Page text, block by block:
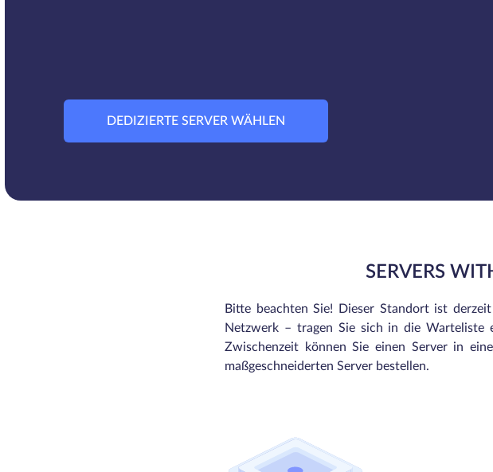
DEDIZIERTE SERVER WÄHLEN
SERVERS
Bitte beachten Sie! Dieser Standort ist
Netzwerk – tragen Sie sich in die
Zwischenzeit können Sie einen Server in
maßgeschneiderten Server bestellen.